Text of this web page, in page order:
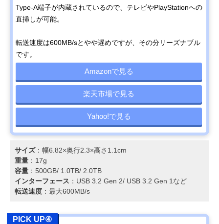
Type-A端子が内蔵されているので、テレビやPlayStationへの
直挿しが可能。
転送速度は600MB/sとやや遅めですが、その分リーズナブル
です。
Amazonで見る
楽天市場で見る
Yahoo!で見る
サイズ：幅6.82×奥行2.3×高さ1.1cm
重量 ：17g
容量 ：500GB/ 1.0TB/ 2.0TB
インターフェース ：USB 3.2 Gen 2/ USB 3.2 Gen 1など
転送速度 ：最大600MB/s
PICK UP④